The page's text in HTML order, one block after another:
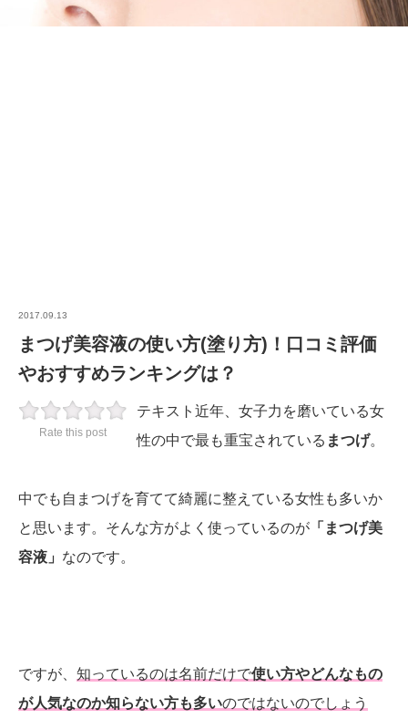
2017.09.13
まつげ美容液の使い方(塗り方)！口コミ評価
やおすすめランキングは？
Rate this post
テキスト近年、女子力を磨いている女
性の中で最も重宝されている まつげ。
中でも自まつげを育てて綺麗に整えている女性も多いか
と思います。そんな方がよく使っているのが 「まつげ美
容液」 なのです。
ですが、 知っているのは名前だけで使い方やどんなもの
が人気なのか知らない方も多いのではないのでしょう